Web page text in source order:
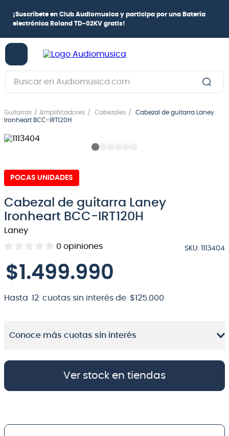
¡Suscríbete en Club Audiomusica y participa por una Batería
electrónica Roland TD-02KV gratis!
Buscar en Audiomusica.com
Guitarras Amplificadores Cabezales
Cabezal de guitarra Laney
Ironheart BCC-IRT120H
POCAS UNIDADES
Cabezal de guitarra Laney
Ironheart BCC-IRT120H
Laney
0 opiniones SKU: 1113404
$1 .499.990
Hasta 12 cuotas sin interés de $125 000
Conoce más cuotas sin interés
Ver stock en tiendas
1.
guitarra electrica
2.
bajo
4.
pioneerdj
6.
guitarra
7 .
.
micrófono
10. violin